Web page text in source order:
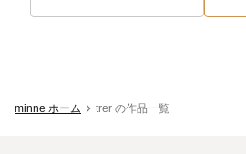
minne ホーム trer の作品一覧